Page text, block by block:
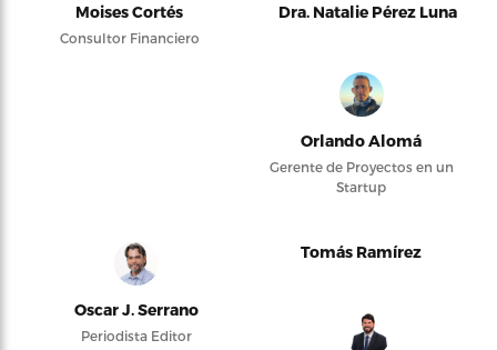
Moises Cortés
Consultor Financiero
Dra. Natalie Pérez Luna
Orlando Alomá
Gerente de Proyectos en un
Startup
Oscar J. Serrano
Periodista Editor
Tomás Ramírez